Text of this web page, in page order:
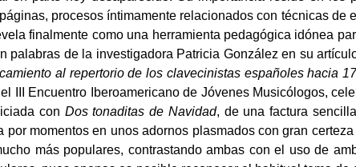
procesos íntimamente relacionados con técnicas de
finalmente como una herramienta pedagógica idónea
palabras de la investigadora Patricia González en su
al repertorio de los clavecinistas españoles hacia
III Encuentro Iberoamericano de Jóvenes Musicólogos,
con Dos tonaditas de Navidad, de una factura
por momentos en unos adornos plasmados con gran
más populares, contrastando ambas con el uso de